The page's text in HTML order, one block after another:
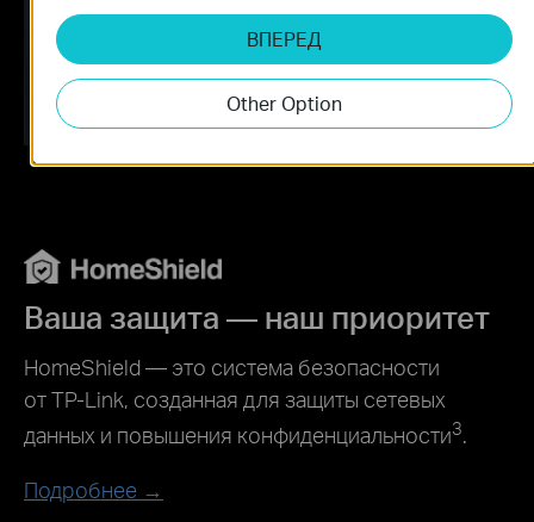
Ваша защита — наш приоритет
HomeShield — это система безопасности
от TP‑Link, созданная для защиты сетевых
данных и повышения конфиденциальности3.
Подробнее →
ВПЕРЕД
Other Option